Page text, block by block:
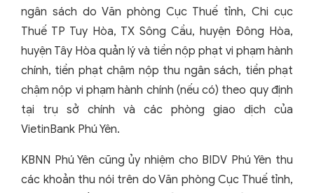
ngân sách do Văn phòng Cục Thuế tỉnh, Chi cục
Thuế TP Tuy Hòa, TX Sông Cầu, huyện Đông Hòa,
huyện Tây Hòa quản lý và tiền nộp phạt vi phạm hành
chính, tiền phạt chậm nộp thu ngân sách, tiền phạt
chậm nộp vi phạm hành chính (nếu có) theo quy định
tại trụ sở chính và các phòng giao dịch của
VietinBank Phú Yên.
KBNN Phú Yên cũng ủy nhiệm cho BIDV Phú Yên thu
các khoản thu nói trên do Văn phòng Cục Thuế tỉnh,